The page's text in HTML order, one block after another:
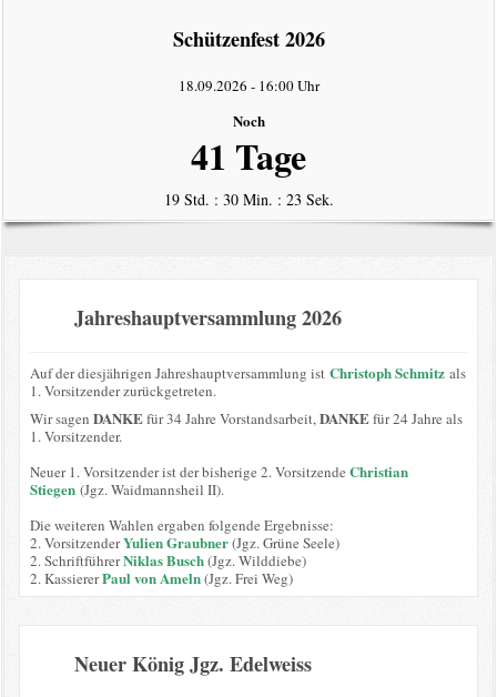
Schützenfest 2026
18.09.2026 - 16:00 Uhr
Noch
41 Tage
19 Std. : 30 Min. : 23 Sek.
Jahreshauptversammlung 2026
Auf der diesjährigen Jahreshauptversammlung ist Christoph Schmitzals
1. Vorsitzender zurückgetreten.
Wir sagen DANKEfür 34 Jahre Vorstandsarbeit,DANKEfür 24 Jahre als
1. Vorsitzender.
Neuer 1. Vorsitzender ist der bisherige 2. Vorsitzende Christian
Stiegen (Jgz. Waidmannsheil II).
Die weiteren Wahlen ergaben folgende Ergebnisse:
2. VorsitzenderYulien Graubner(Jgz. Grüne Seele)
2. SchriftführerNiklas Busch(Jgz. Wilddiebe)
2. KassiererPaul von Ameln(Jgz. Frei Weg)
Neuer König Jgz. Edelweiss